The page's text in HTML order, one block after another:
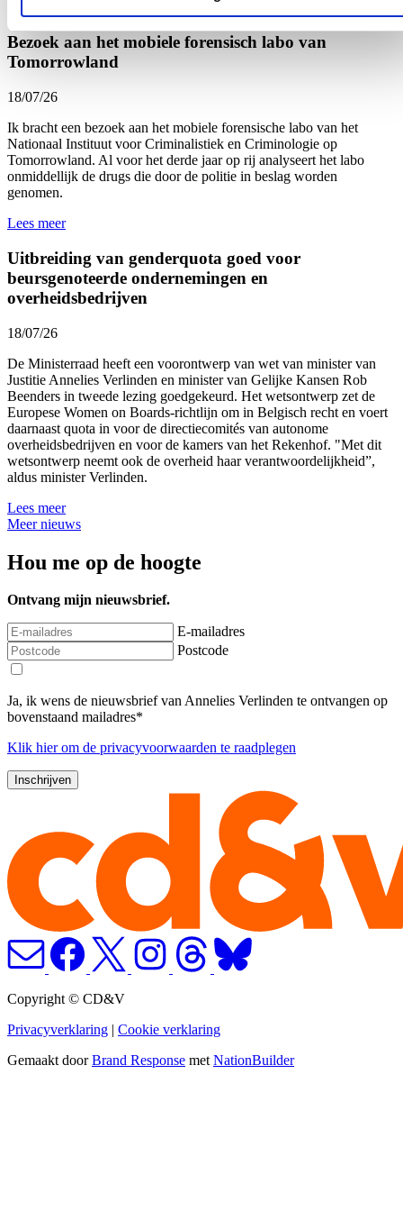
Bezoek aan het mobiele forensisch labo van
Tomorrowland
18/07/26
Ik bracht een bezoek aan het mobiele forensische labo van het
Nationaal Instituut voor Criminalistiek en Criminologie op
Tomorrowland. Al voor het derde jaar op rij analyseert het labo
onmiddellijk de drugs die door de politie in beslag worden
genomen.
Lees meer
Uitbreiding van genderquota goed voor
beursgenoteerde ondernemingen en
overheidsbedrijven
18/07/26
De Ministerraad heeft een voorontwerp van wet van minister van
Justitie Annelies Verlinden en minister van Gelijke Kansen Rob
Beenders in tweede lezing goedgekeurd. Het wetsontwerp zet de
Europese Women on Boards-richtlijn om in Belgisch recht en voert
daarnaast quota in voor de directiecomités van autonome
overheidsbedrijven en voor de kamers van het Rekenhof. "Met dit
wetsontwerp neemt ook de overheid haar verantwoordelijkheid”,
aldus minister Verlinden.
Lees meer
Meer nieuws
Hou me op de hoogte
Ontvang mijn nieuwsbrief.
E-mailadres
Postcode
Ja, ik wens de nieuwsbrief van Annelies Verlinden te ontvangen op
bovenstaand mailadres*
Klik hierom de privacyvoorwaarden te raadplegen
Copyright © CD&V
Privacyverklaring | Cookie verklaring
Gemaakt doorBrand Response metNationBuilder